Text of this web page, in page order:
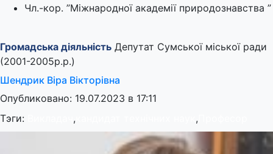
Чл.-кор. ”Міжнародної академії природознавства ”
Громадська діяльність Депутат Сумської міської ради
(2001-2005р.р.)
Шендрик Віра Вікторівна
Опубликовано: 19.07.2023 в 17:11
Тэги:
, ,